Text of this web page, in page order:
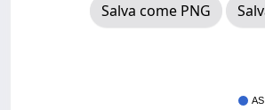
Salva come PNG
AS